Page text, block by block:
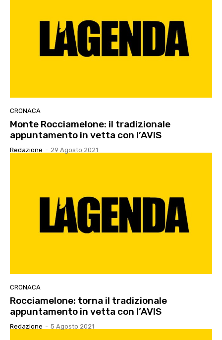
CRONACA
Monte Rocciamelone: il tradizionale
appuntamento in vetta con l’AVIS
Redazione - 29 Agosto 2021
CRONACA
Rocciamelone: torna il tradizionale
appuntamento in vetta con l’AVIS
Redazione - 5 Agosto 2021